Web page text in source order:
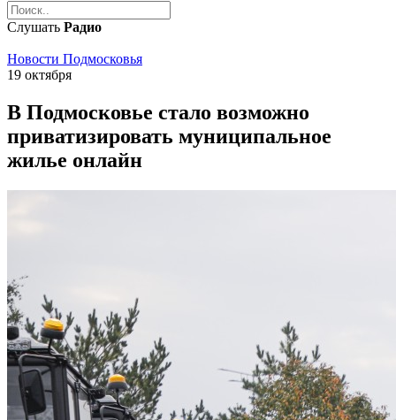
Слушать Радио
Новости Подмосковья
19 октября
В Подмосковье стало возможно
приватизировать муниципальное
жилье онлайн